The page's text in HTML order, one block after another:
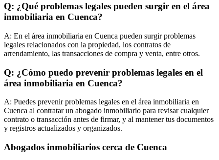
Q: ¿Qué problemas legales pueden surgir en el área
inmobiliaria en Cuenca?
A: En el área inmobiliaria en Cuenca pueden surgir problemas
legales relacionados con la propiedad, los contratos de
arrendamiento, las transacciones de compra y venta, entre otros.
Q: ¿Cómo puedo prevenir problemas legales en el
área inmobiliaria en Cuenca?
A: Puedes prevenir problemas legales en el área inmobiliaria en
Cuenca al contratar un abogado inmobiliario para revisar cualquier
contrato o transacción antes de firmar, y al mantener tus documentos
y registros actualizados y organizados.
Abogados inmobiliarios cerca de Cuenca